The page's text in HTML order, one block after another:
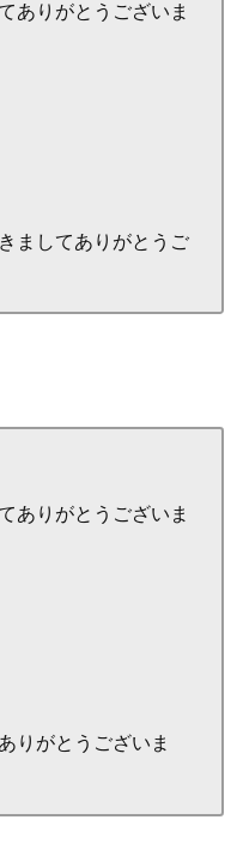
ありがとうございま
ましてありがとうご
ありがとうございま
りがとうございま